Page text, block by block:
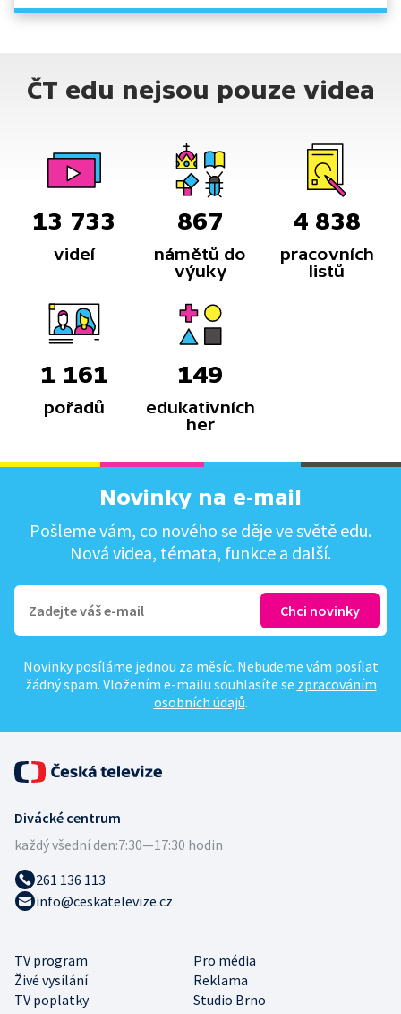
ČT edu nejsou pouze videa
13 733
videí
867
námětů do
výuky
4 838
pracovních
listů
1 161
pořadů
149
edukativních
her
Novinky na e-mail
Pošleme vám, co nového se děje ve světě edu.
Nová videa, témata, funkce a další.
Novinky posíláme jednou za měsíc. Nebudeme vám posílat
žádný spam. Vložením e-mailu souhlasíte se zpracováním
osobních údajů.